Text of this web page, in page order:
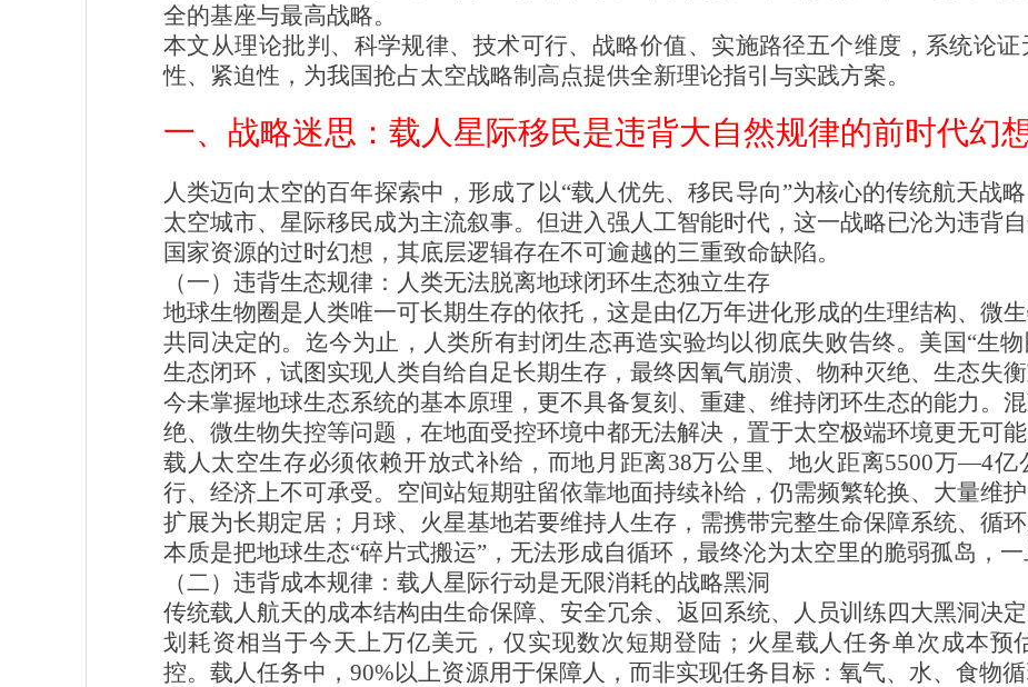
全的基座与最高战略。
本文从理论批判、科学规律、技术可行、战略价值、实施路径五个维度，系统论
性、紧迫性，为我国抢占太空战略制高点提供全新理论指引与实践方案。
一、战略迷思：载人星际移民是违背大自然规律的前时代幻
人类迈向太空的百年探索中，形成了以“载人优先、移民导向”为核心的传统航天战
太空城市、星际移民成为主流叙事。但进入强人工智能时代，这一战略已沦为违背
国家资源的过时幻想，其底层逻辑存在不可逾越的三重致命缺陷。
（一）违背生态规律：人类无法脱离地球闭环生态独立生存
地球生物圈是人类唯一可长期生存的依托，这是由亿万年进化形成的生理结构、微
共同决定的。迄今为止，人类所有封闭生态再造实验均以彻底失败告终。美国“生
生态闭环，试图实现人类自给自足长期生存，最终因氧气崩溃、物种灭绝、生态失
今未掌握地球生态系统的基本原理，更不具备复刻、重建、维持闭环生态的能力。
绝、微生物失控等问题，在地面受控环境中都无法解决，置于太空极端环境更无可能
载人太空生存必须依赖开放式补给，而地月距离38万公里、地火距离5500万—4
行、经济上不可承受。空间站短期驻留依靠地面持续补给，仍需频繁轮换、大量维
扩展为长期定居；月球、火星基地若要维持人生存，需携带完整生命保障系统、循
本质是把地球生态“碎片式搬运”，无法形成自循环，最终沦为太空里的脆弱孤岛，一
（二）违背成本规律：载人星际行动是无限消耗的战略黑洞
传统载人航天的成本结构由生命保障、安全冗余、返回系统、人员训练四大黑洞决
划耗资相当于今天上万亿美元，仅实现数次短期登陆；火星载人任务单次成本预
控。载人任务中，90%以上资源用于保障人，而非实现任务目标：氧气、水、食物